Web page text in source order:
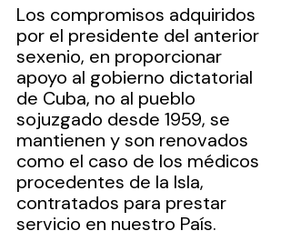
Los compromisos adquiridos
por el presidente del anterior
sexenio, en proporcionar
apoyo al gobierno dictatorial
de Cuba, no al pueblo
sojuzgado desde 1959, se
mantienen y son renovados
como el caso de los médicos
procedentes de la Isla,
contratados para prestar
servicio en nuestro País.